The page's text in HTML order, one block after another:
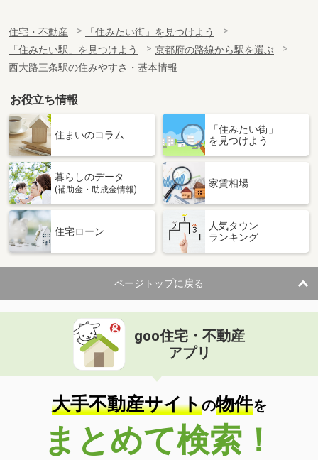
住宅・不動産
「住みたい街」を見つけよう
「住みたい駅」を見つけよう
京都府の路線から駅を選ぶ
西大路三条駅の住みやすさ・基本情報
お役立ち情報
住まいのコラム
「住みたい街」
を見つけよう
暮らしのデータ
(補助金・助成金情報)
家賃相場
住宅ローン
人気タウン
ランキング
ページトップに戻る
goo住宅・不動産
アプリ
大手不動産サイトの物件を
まとめて検索！